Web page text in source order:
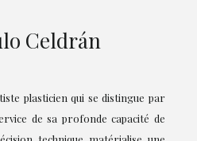
Celdrán
plasticien qui se distingue par
de sa profonde capacité de